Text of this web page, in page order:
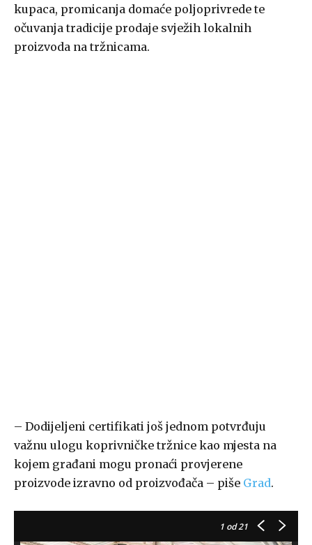
kupaca, promicanja domaće poljoprivrede te
očuvanja tradicije prodaje svježih lokalnih
proizvoda na tržnicama.
– Dodijeljeni certifikati još jednom potvrđuju
važnu ulogu koprivničke tržnice kao mjesta na
kojem građani mogu pronaći provjerene
proizvode izravno od proizvođača – piše Grad.
1 od 21